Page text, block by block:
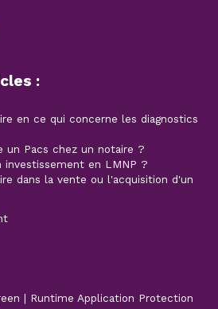
:
en ce qui concerne les diagnostics
un Pacs chez un notaire ?
investissement en LMNP ?
dans la vente ou l'acquisition d'un